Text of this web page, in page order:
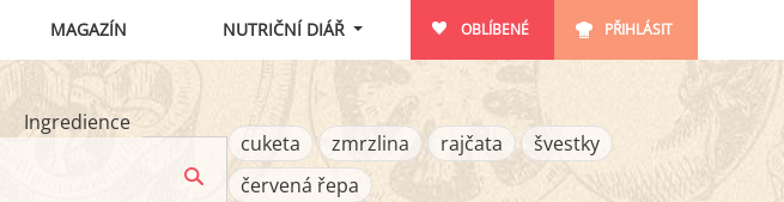
MAGAZÍN NUTRIČNÍ DIÁŘ OBLÍBENÉ PŘIHLÁSIT
Ingredience
cuketa
zmrzlina rajčata
švestky
červená řepa